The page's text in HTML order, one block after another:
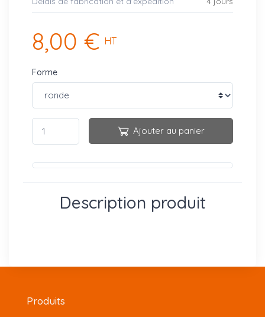
8,00 € HT
Forme
Ajouter au panier
Description produit
Produits